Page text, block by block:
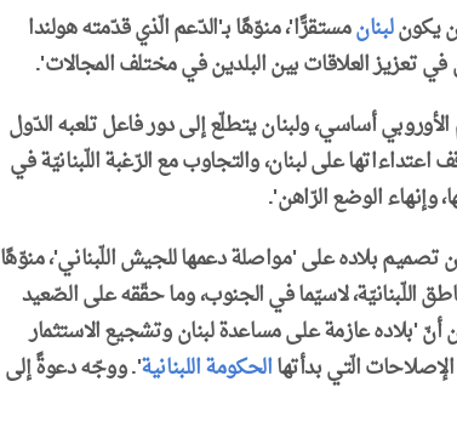
يكونلبنانمستقرًّا'، منوّهًا بـ'الدّعم الّذي قدّمته هولندا
في تعزيز العلاقات بين البلدين في مختلف المجالات'.
أساسي، ولبنان يتطلّع إلى دور فاعل تلعبه الدّول
على لبنان، والتجاوب مع الرّغبة اللّبنانيّة في
وإنهاء الوضع الرّاهن'.
تصميم بلاده على 'مواصلة دعمها للجيش اللّبناني'، منوّهًا
اللّبنانيّة، لاسيّما في الجنوب، وما حقّقه على الصّعيد
أنّ 'بلاده عازمة على مساعدة لبنان وتشجيع الاستثمار
الّتي بدأتهاالحكومة اللبنانية'. ووجّه دعوةً إلى